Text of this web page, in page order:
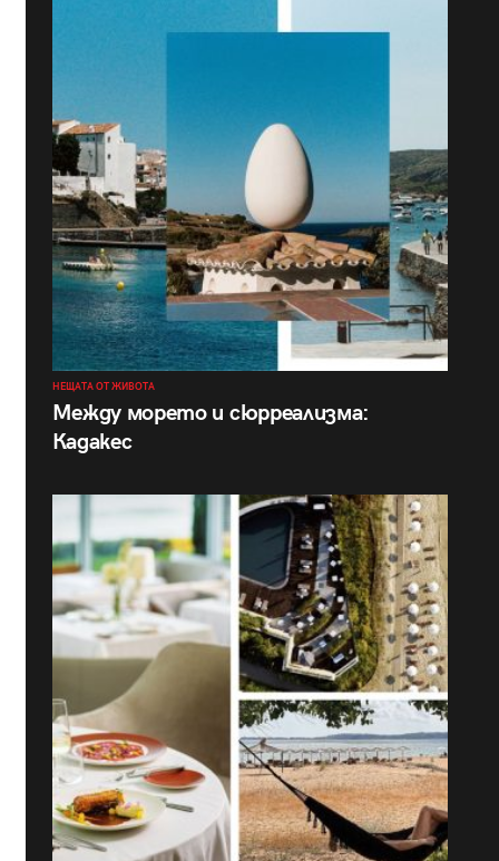
НЕЩАТА ОТ ЖИВОТА
Между морето и сюрреализма:
Кадакес